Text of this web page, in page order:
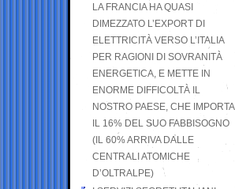
LA FRANCIA HA QUASI
DIMEZZATO L’EXPORT DI
ELETTRICITÀ VERSO L’ITALIA
PER RAGIONI DI SOVRANITÀ
ENERGETICA, E METTE IN
ENORME DIFFICOLTÀ IL
NOSTRO PAESE, CHE IMPORTA
IL 16% DEL SUO FABBISOGNO
(IL 60% ARRIVA DALLE
CENTRALI ATOMICHE
D’OLTRALPE)